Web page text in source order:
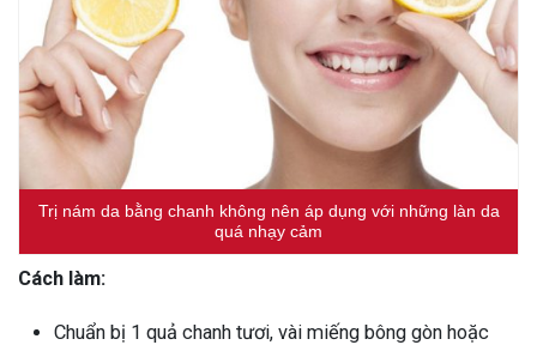
Trị nám da bằng chanh không nên áp dụng với những làn da
quá nhạy cảm
Cách làm:
Chuẩn bị 1 quả chanh tươi, vài miếng bông gòn hoặc